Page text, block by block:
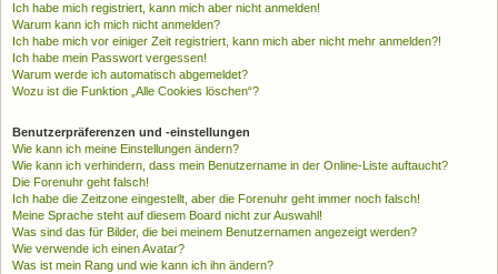
Ich habe mich registriert, kann mich aber nicht anmelden!
Warum kann ich mich nicht anmelden?
Ich habe mich vor einiger Zeit registriert, kann mich aber nicht mehr anmelden?!
Ich habe mein Passwort vergessen!
Warum werde ich automatisch abgemeldet?
Wozu ist die Funktion „Alle Cookies löschen“?
Benutzerpräferenzen und -einstellungen
Wie kann ich meine Einstellungen ändern?
Wie kann ich verhindern, dass mein Benutzername in der Online-Liste auftaucht?
Die Forenuhr geht falsch!
Ich habe die Zeitzone eingestellt, aber die Forenuhr geht immer noch falsch!
Meine Sprache steht auf diesem Board nicht zur Auswahl!
Was sind das für Bilder, die bei meinem Benutzernamen angezeigt werden?
Wie verwende ich einen Avatar?
Was ist mein Rang und wie kann ich ihn ändern?